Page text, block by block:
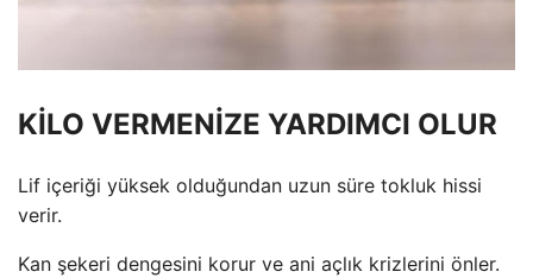
KİLO VERMENİZE YARDIMCI OLUR
Lif içeriği yüksek olduğundan uzun süre tokluk hissi
verir.
Kan şekeri dengesini korur ve ani açlık krizlerini önler.